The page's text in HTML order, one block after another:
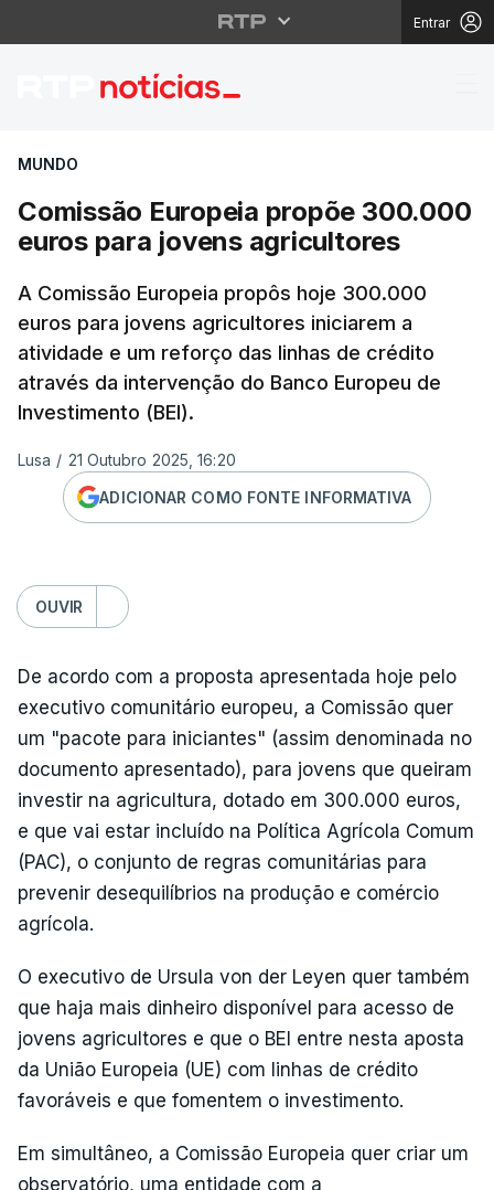
Entrar
Comissão Europeia
MUNDO
Comissão Europeia propõe 300.000
euros para jovens agricultores
A Comissão Europeia propôs hoje 300.000
euros para jovens agricultores iniciarem a
atividade e um reforço das linhas de crédito
através da intervenção do Banco Europeu de
Investimento (BEI).
Lusa / 21 Outubro 2025, 16:20
ADICIONAR COMO FONTE INFORMATIVA
OUVIR
De acordo com a proposta apresentada hoje pelo
executivo comunitário europeu, a Comissão quer
um "pacote para iniciantes" (assim denominada no
documento apresentado), para jovens que queiram
investir na agricultura, dotado em 300.000 euros,
e que vai estar incluído na Política Agrícola Comum
(PAC), o conjunto de regras comunitárias para
prevenir desequilíbrios na produção e comércio
agrícola.
O executivo de Ursula von der Leyen quer também
que haja mais dinheiro disponível para acesso de
jovens agricultores e que o BEI entre nesta aposta
da União Europeia (UE) com linhas de crédito
favoráveis e que fomentem o investimento.
Em simultâneo, a Comissão Europeia quer criar um
observatório, uma entidade com a